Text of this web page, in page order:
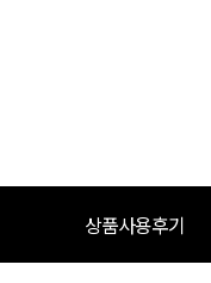
상품사용후기